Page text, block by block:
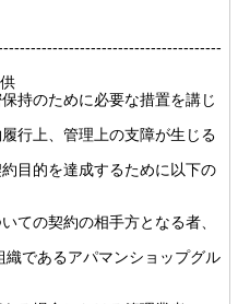
持のために必要な措置を講じ
行上、管理上の支障が生じる
目的を達成するために以下の
ての契約の相手方となる者、
であるアパマンショップグル